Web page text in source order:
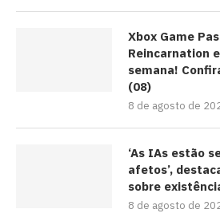
Xbox Game
Reincarnation
semana!
(08)
8 de agosto de
‘As IAs estão
afetos’,
sobre
8 de agosto de